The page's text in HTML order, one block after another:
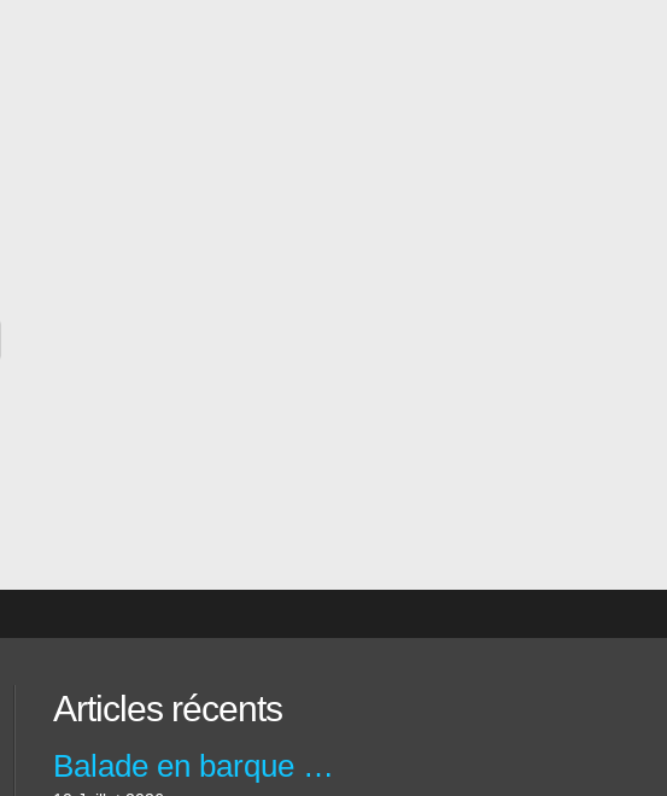
Articles récents
Balade en barque au Moulin de la maison de la Dronne à Montagrier en Dordogne.